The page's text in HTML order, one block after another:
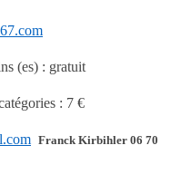
(es) : gratuit
: 7 €
Franck Kirbihler 06 70